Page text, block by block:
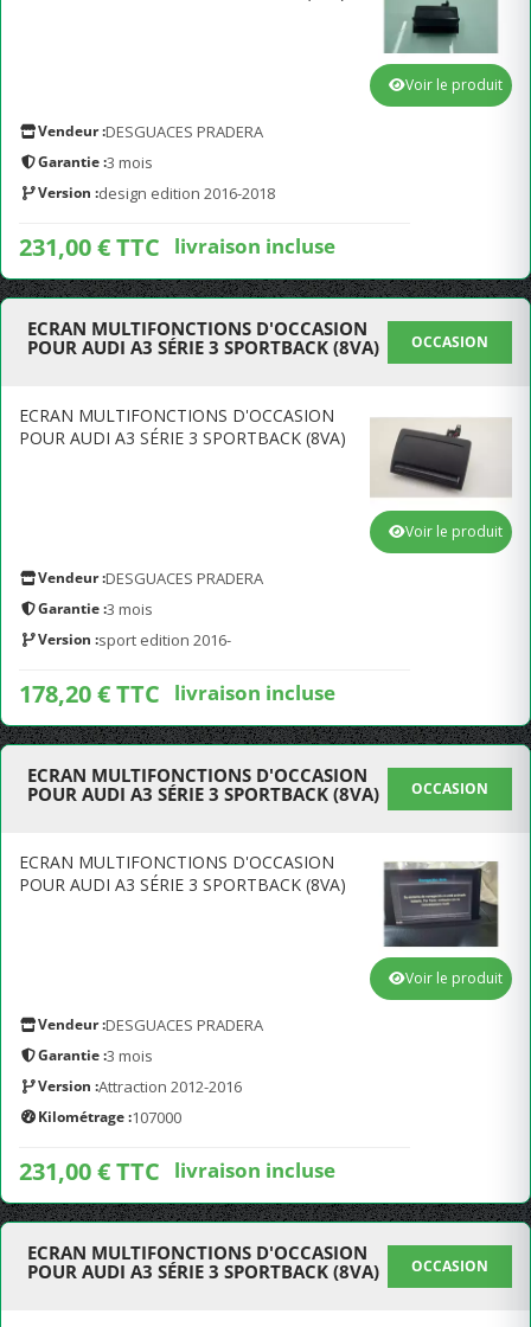
Vendeur :DESGUACES PRADERA
Garantie :3 mois
Version :design edition 2016-2018
231,00 € TTC livraison incluse
Voir le produit
ECRAN MULTIFONCTIONS D'OCCASION
POUR AUDI A3 SÉRIE 3 SPORTBACK (8VA)
OCCASION
ECRAN MULTIFONCTIONS D'OCCASION
POUR AUDI A3 SÉRIE 3 SPORTBACK (8VA)
Vendeur :DESGUACES PRADERA
Garantie :3 mois
Version :sport edition 2016-
178,20 € TTC livraison incluse
Voir le produit
ECRAN MULTIFONCTIONS D'OCCASION
POUR AUDI A3 SÉRIE 3 SPORTBACK (8VA)
OCCASION
ECRAN MULTIFONCTIONS D'OCCASION
POUR AUDI A3 SÉRIE 3 SPORTBACK (8VA)
Vendeur :DESGUACES PRADERA
Garantie :3 mois
Version :Attraction 2012-2016
Kilométrage :107000
231,00 € TTC livraison incluse
Voir le produit
ECRAN MULTIFONCTIONS D'OCCASION
POUR AUDI A3 SÉRIE 3 SPORTBACK (8VA)
OCCASION